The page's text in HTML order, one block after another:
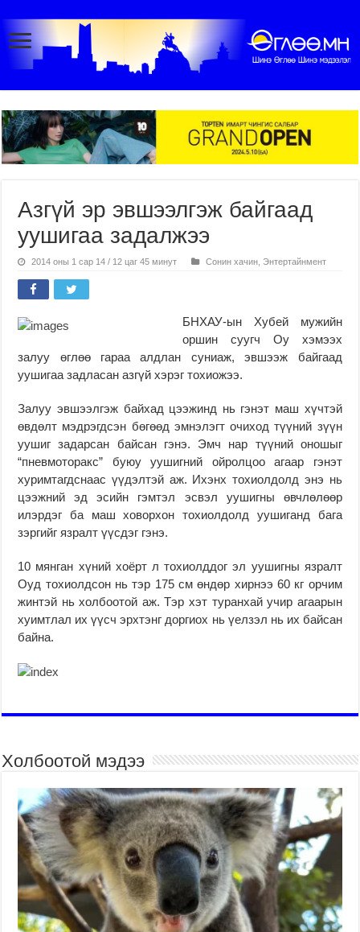
Азгүй эр эвшээлгэж байгаад
уушигаа задалжээ
2014 оны 1 сар 14 / 12 цаг 45 минут Сонин хачин Энтертайнмент
БНХАУ-ын Хубей мужийн
оршин суугч Оу хэмээх
залуу өглөө гараа алдлан суниаж, эвшээж байгаад
уушигаа задласан азгүй хэрэг тохиожээ.
Залуу эвшээлгэж байхад цээжинд нь гэнэт маш хүчтэй
өвдөлт мэдрэгдсэн бөгөөд эмнэлэгт очиход түүний зүүн
уушиг задарсан байсан гэнэ. Эмч нар түүний оношыг
“пневмоторакс” буюу уушигний ойролцоо агаар гэнэт
хуримтагдснаас үүдэлтэй аж. Ихэнх тохиолдолд энэ нь
цээжний эд эсийн гэмтэл эсвэл уушигны өвчлөлөөр
илэрдэг ба маш ховорхон тохиолдолд уушиганд бага
зэргийг язралт үүсдэг гэнэ.
10 мянган хүний хоёрт л тохиолддог эл уушигны язралт
Оуд тохиолдсон нь тэр 175 см өндөр хирнээ 60 кг орчим
жинтэй нь холбоотой аж. Тэр хэт туранхай учир агаарын
хуимтлал их үүсч эрхтэнг доргиох нь үелзэл нь их байсан
байна.
Холбоотой мэдээ